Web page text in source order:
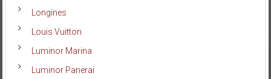
Longines
Louis Vuitton
Luminor Marina
Luminor Panerai